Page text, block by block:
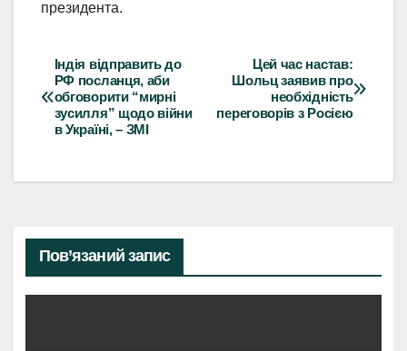
президента.
Навігація
записів
Цей час настав:
Шольц заявив про
необхідність
переговорів з Росією
Індія відправить до
РФ посланця, аби
обговорити “мирні
зусилля” щодо війни
в Україні, – ЗМІ
Пов’язаний запис